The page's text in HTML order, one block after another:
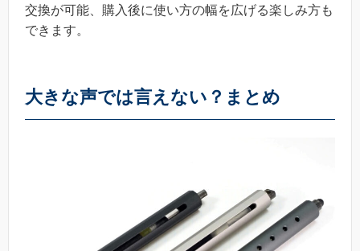
交換が可能、購入後に使い方の幅を広げる楽しみ方も
できます。
大きな声では言えない？まとめ